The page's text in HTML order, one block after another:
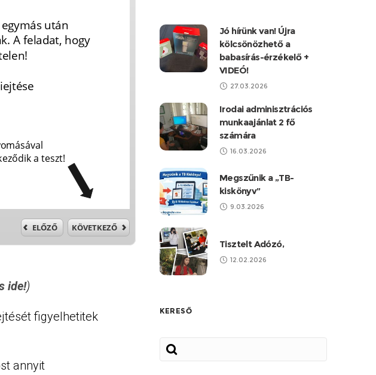
ide!)
figyelhetitek
annyit
Jó hírünk van! Újra
kölcsönözhető a
babasírás-érzékelő +
VIDEÓ!
27.03.2026
Irodai adminisztrációs
munkaajánlat 2 fő
számára
16.03.2026
Megszűnik a „TB-
kiskönyv”
9.03.2026
Tisztelt Adózó,
12.02.2026
KERESŐ